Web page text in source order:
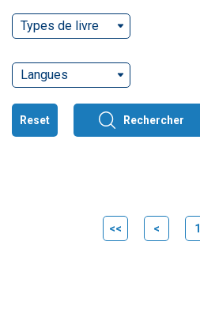
Types de livre
Langues
Reset Rechercher
<< < 1